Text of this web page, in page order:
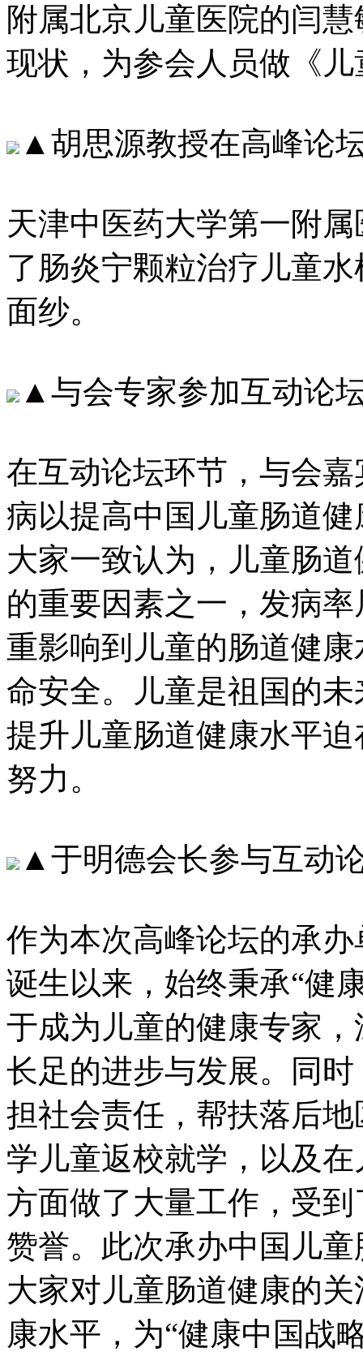
附属北京儿童医院的闫
现状，为参会人员做
▲胡思源教授在高峰论
天津中医药大学第一附
了肠炎宁颗粒治疗儿童
面纱。
▲与会专家参加互动论
在互动论坛环节，与
病以提高中国儿童肠道
大家一致认为，儿童
的重要因素之一，发
重影响到儿童的肠道健康
命安全。儿童是祖国的未来
提升儿童肠道健康水平迫
努力。
▲于明德会长参与互动
作为本次高峰论坛的承办
诞生以来，始终秉承“健
于成为儿童的健康专家
长足的进步与发展。同时
担社会责任，帮扶落后
学儿童返校就学，以
方面做了大量工作，
赞誉。此次承办中国儿童
大家对儿童肠道健康的关
康水平，为“健康中国